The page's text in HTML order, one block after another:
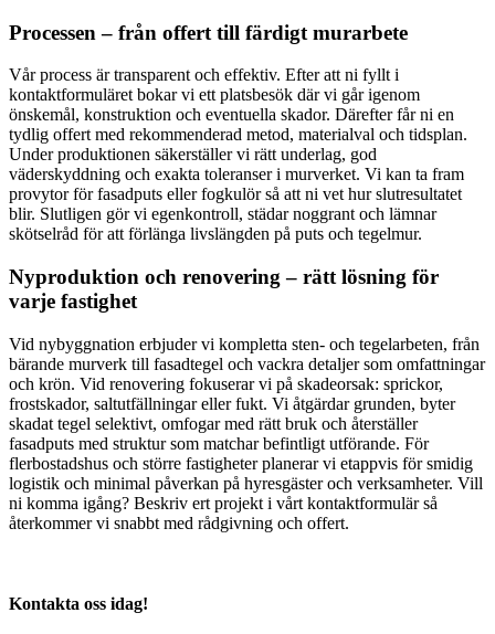
Processen – från offert till färdigt murarbete
Vår process är transparent och effektiv. Efter att ni fyllt i
kontaktformuläret bokar vi ett platsbesök där vi går igenom
önskemål, konstruktion och eventuella skador. Därefter får ni en
tydlig offert med rekommenderad metod, materialval och tidsplan.
Under produktionen säkerställer vi rätt underlag, god
väderskyddning och exakta toleranser i murverket. Vi kan ta fram
provytor för fasadputs eller fogkulör så att ni vet hur slutresultatet
blir. Slutligen gör vi egenkontroll, städar noggrant och lämnar
skötselråd för att förlänga livslängden på puts och tegelmur.
Nyproduktion och renovering – rätt lösning för
varje fastighet
Vid nybyggnation erbjuder vi kompletta sten- och tegelarbeten, från
bärande murverk till fasadtegel och vackra detaljer som omfattningar
och krön. Vid renovering fokuserar vi på skadeorsak: sprickor,
frostskador, saltutfällningar eller fukt. Vi åtgärdar grunden, byter
skadat tegel selektivt, omfogar med rätt bruk och återställer
fasadputs med struktur som matchar befintligt utförande. För
flerbostadshus och större fastigheter planerar vi etappvis för smidig
logistik och minimal påverkan på hyresgäster och verksamheter. Vill
ni komma igång? Beskriv ert projekt i vårt kontaktformulär så
återkommer vi snabbt med rådgivning och offert.
Kontakta oss idag!